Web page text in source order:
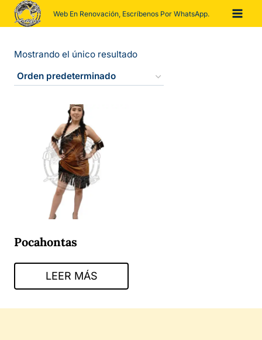
Saltar
Web En Renovación, Escríbenos Por WhatsApp.
Mostrando el único resultado
Pocahontas
LEER MÁS